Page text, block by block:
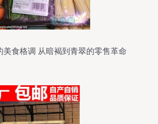
美食格调 从暗褐到青翠的零售革命